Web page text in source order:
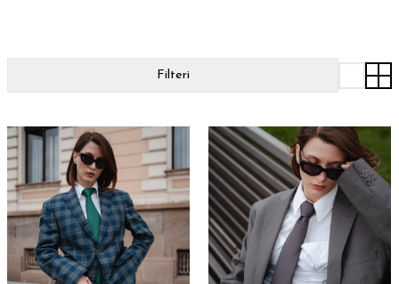
Filteri